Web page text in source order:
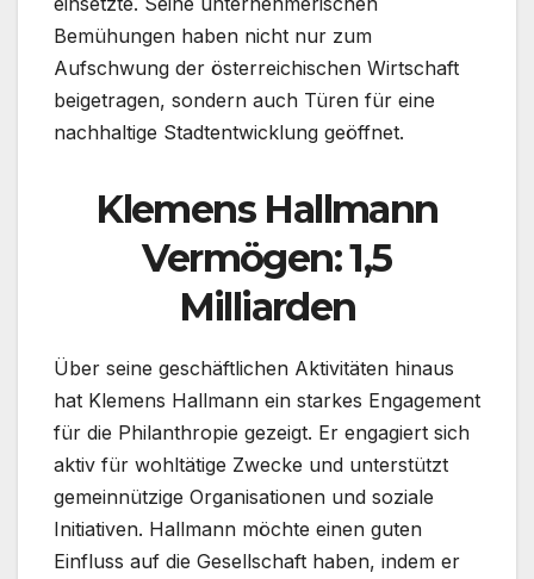
Bemühungen haben nicht nur zum
Aufschwung der österreichischen Wirtschaft
beigetragen, sondern auch Türen für eine
nachhaltige Stadtentwicklung geöffnet.
Klemens Hallmann
Vermögen: 1,5
Milliarden
Über seine geschäftlichen Aktivitäten hinaus
hat Klemens Hallmann ein starkes Engagement
für die Philanthropie gezeigt. Er engagiert sich
aktiv für wohltätige Zwecke und unterstützt
gemeinnützige Organisationen und soziale
Initiativen. Hallmann möchte einen guten
Einfluss auf die Gesellschaft haben, indem er